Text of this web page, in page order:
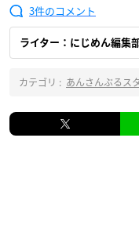
3
ライター：にじめん編集
カテゴリ : あんさんぶるス